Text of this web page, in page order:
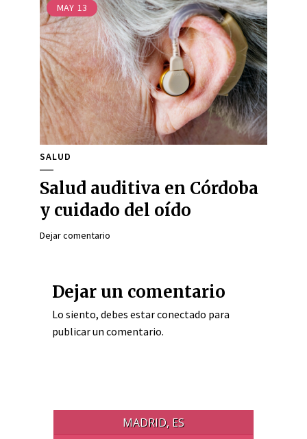
MAY 13
SALUD
Salud auditiva en Córdoba
y cuidado del oído
Dejar comentario
Dejar un comentario
Lo siento, debes estarconectado para
publicar un comentario.
MADRID, ES